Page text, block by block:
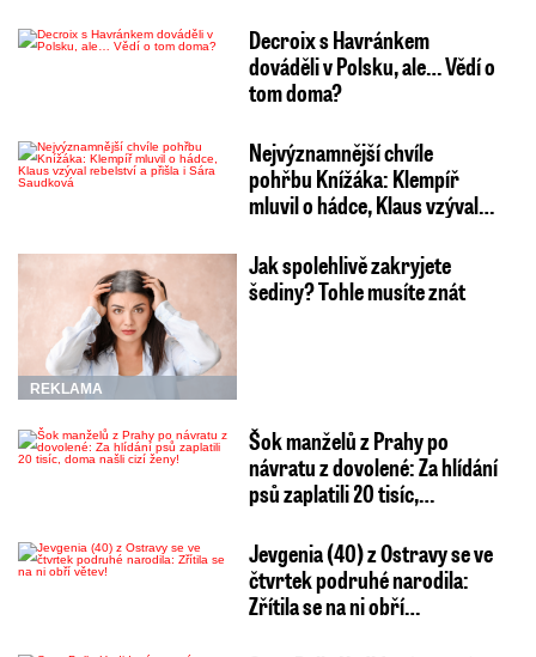
Decroix s Havránkem
dováděli v Polsku, ale… Vědí o
tom doma?
Nejvýznamnější chvíle
pohřbu Knížáka: Klempíř
mluvil o hádce, Klaus vzýval…
REKLAMA
Jak spolehlivě zakryjete
šediny? Tohle musíte znát
Šok manželů z Prahy po
návratu z dovolené: Za hlídání
psů zaplatili 20 tisíc,…
Jevgenia (40) z Ostravy se ve
čtvrtek podruhé narodila:
Zřítila se na ni obří…